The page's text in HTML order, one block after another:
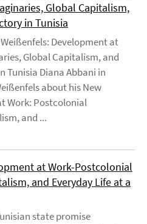
Global Capitalism,
in Tunisia
Development at
Global Capitalism, and
Tunisia Diana Abbani in
about his New
Work: Postcolonial
and ...
at Work-Postcolonial
and Everyday Life at a
state promise